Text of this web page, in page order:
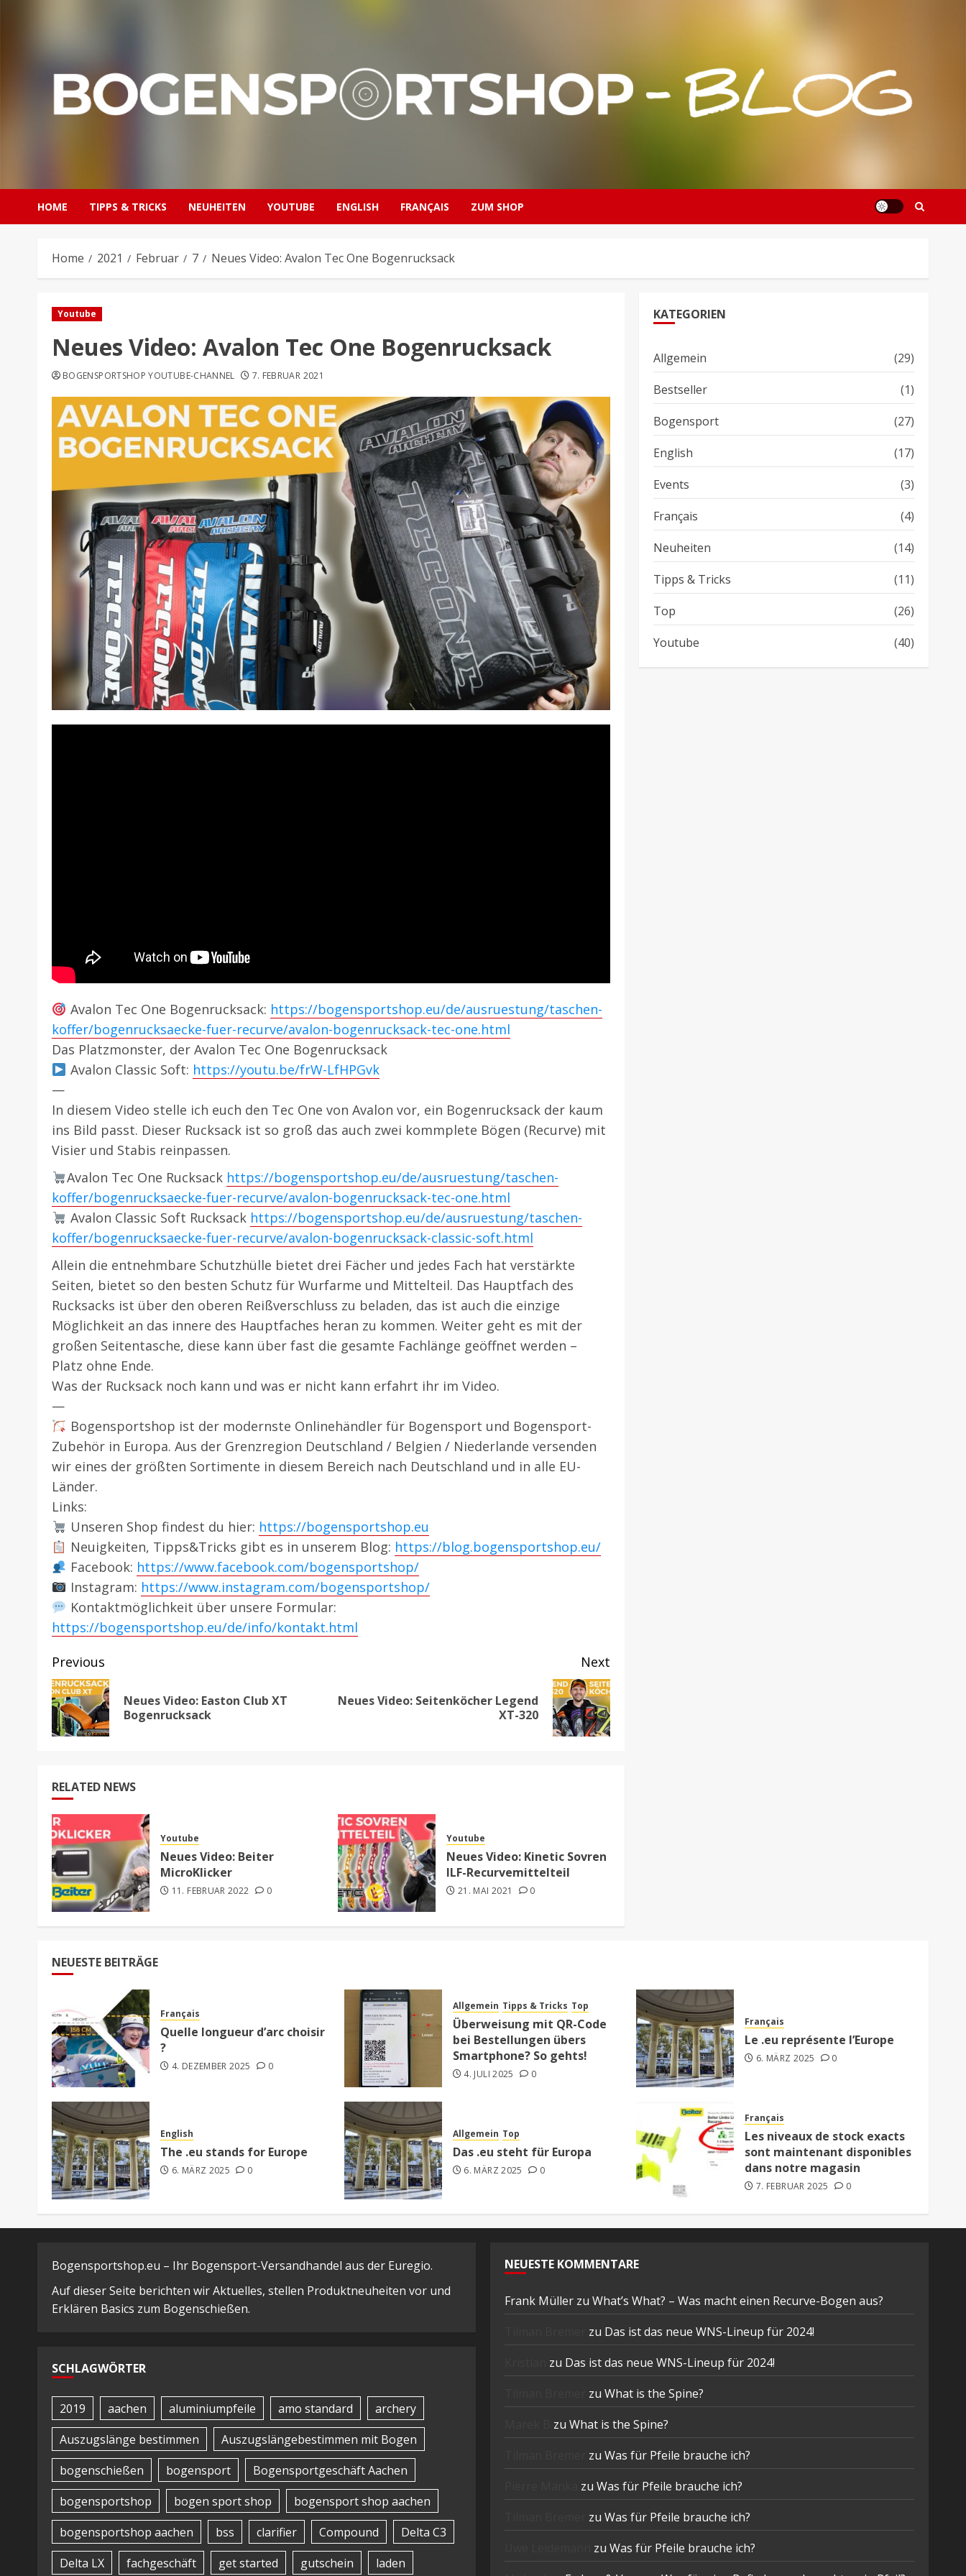
HOME TIPPS & TRICKS NEUHEITEN YOUTUBE ENGLISH FRANÇAIS ZUM SHOP
Home 2021 Februar 7 Neues Video: Avalon Tec One Bogenrucksack
Youtube
Neues Video: Avalon Tec One Bogenrucksack
BOGENSPORTSHOP YOUTUBE-CHANNEL 7. FEBRUAR 2021
Avalon Tec One Bogenrucksack: https://bogensportshop.eu/de/ausruestung/taschen-
koffer/bogenrucksaecke-fuer-recurve/avalon-bogenrucksack-tec-one.html
Das Platzmonster, der Avalon Tec One Bogenrucksack
Avalon Classic Soft: https://youtu.be/frW-LfHPGvk
—
In diesem Video stelle ich euch den Tec One von Avalon vor, ein Bogenrucksack der kaum
ins Bild passt. Dieser Rucksack ist so groß das auch zwei kommplete Bögen (Recurve) mit
Visier und Stabis reinpassen.
Avalon Tec One Rucksack https://bogensportshop.eu/de/ausruestung/taschen-
koffer/bogenrucksaecke-fuer-recurve/avalon-bogenrucksack-tec-one.html
Avalon Classic Soft Rucksack https://bogensportshop.eu/de/ausruestung/taschen-
koffer/bogenrucksaecke-fuer-recurve/avalon-bogenrucksack-classic-soft.html
Allein die entnehmbare Schutzhülle bietet drei Fächer und jedes Fach hat verstärkte
Seiten, bietet so den besten Schutz für Wurfarme und Mittelteil. Das Hauptfach des
Rucksacks ist über den oberen Reißverschluss zu beladen, das ist auch die einzige
Möglichkeit an das innere des Hauptfaches heran zu kommen. Weiter geht es mit der
großen Seitentasche, diese kann über fast die gesamte Fachlänge geöffnet werden –
Platz ohne Ende.
Was der Rucksack noch kann und was er nicht kann erfahrt ihr im Video.
—
Bogensportshop ist der modernste Onlinehändler für Bogensport und Bogensport-
Zubehör in Europa. Aus der Grenzregion Deutschland / Belgien / Niederlande versenden
wir eines der größten Sortimente in diesem Bereich nach Deutschland und in alle EU-
Länder.
Links:
Unseren Shop findest du hier: https://bogensportshop.eu
Neuigkeiten, Tipps&Tricks gibt es in unserem Blog: https://blog.bogensportshop.eu/
Facebook: https://www.facebook.com/bogensportshop/
Instagram: https://www.instagram.com/bogensportshop/
Kontaktmöglichkeit über unsere Formular:
https://bogensportshop.eu/de/info/kontakt.html
Post
navigation
Previous
Previous
Neues Video: Easton Club XT
Bogenrucksack
Next
Next
Neues Video: Seitenköcher Legend
XT-320
RELATED NEWS
Youtube
Neues Video: Beiter
MicroKlicker
11. FEBRUAR 2022 0
Youtube
Neues Video: Kinetic Sovren
ILF-Recurvemittelteil
21. MAI 2021 0
KATEGORIEN
Allgemein
(29)
Bestseller
(1)
Bogensport
(27)
English
(17)
Events
(3)
Français
(4)
Neuheiten
(14)
Tipps & Tricks
(11)
Top
(26)
Youtube
(40)
NEUESTE BEITRÄGE
Français
Quelle longueur d’arc choisir
?
4. DEZEMBER 2025 0
Allgemein Tipps & Tricks Top
Überweisung mit QR-Code
bei Bestellungen übers
Smartphone? So gehts!
4. JULI 2025 0
Français
Le .eu représente l’Europe
6. MÄRZ 2025 0
English
The .eu stands for Europe
6. MÄRZ 2025 0
Allgemein Top
Das .eu steht für Europa
6. MÄRZ 2025 0
Français
Les niveaux de stock exacts
sont maintenant disponibles
dans notre magasin
7. FEBRUAR 2025 0
Bogensportshop.eu – Ihr Bogensport-Versandhandel aus der Euregio.
Auf dieser Seite berichten wir Aktuelles, stellen Produktneuheiten vor und
Erklären Basics zum Bogenschießen.
SCHLAGWÖRTER
2019 aachen aluminiumpfeile amo standard
archery
Auszugslänge bestimmen
Auszugslängebestimmen mit Bogen
bogenschießen
bogensport
Bogensportgeschäft Aachen
bogensportshop
bogen sport shop
bogensport shop aachen
bogensportshop aachen
bss clarifier Compound
Delta C3
Delta LX
fachgeschäft get started gutschein laden
NEUESTE KOMMENTARE
Frank Müller zu What’s What? – Was macht einen Recurve-Bogen aus?
zu Das ist das neue WNS-Lineup für 2024!
zu Das ist das neue WNS-Lineup für 2024!
zu What is the Spine?
zu What is the Spine?
zu Was für Pfeile brauche ich?
zu Was für Pfeile brauche ich?
zu Was für Pfeile brauche ich?
zu Was für Pfeile brauche ich?